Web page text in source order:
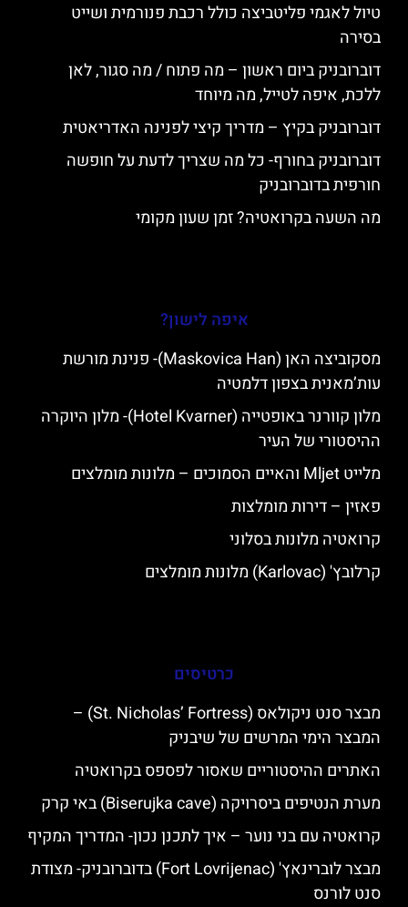
טיול לאגמי פליטביצה כולל רכבת פנורמית ושייט
בסירה
דוברובניק ביום ראשון – מה פתוח / מה סגור, לאן
ללכת, איפה לטייל, מה מיוחד
דוברובניק בקיץ – מדריך קיצי לפנינה האדריאטית
דוברובניק בחורף- כל מה שצריך לדעת על חופשה
חורפית בדוברובניק
מה השעה בקרואטיה? זמן שעון מקומי
איפה לישון?
מסקוביצה האן (Maskovica Han)- פנינת מורשת
עות’מאנית בצפון דלמטיה
מלון קוורנר באופטייה (Hotel Kvarner)- מלון היוקרה
ההיסטורי של העיר
מלייט Mljet והאיים הסמוכים – מלונות מומלצים
פאזין – דירות מומלצות
קרואטיה מלונות בסלוני
קרלובץ' (Karlovac) מלונות מומלצים
כרטיסים
מבצר סנט ניקולאס (St. Nicholas’ Fortress) –
המבצר הימי המרשים של שיבניק
האתרים ההיסטוריים שאסור לפספס בקרואטיה
מערת הנטיפים ביסרויקה (Biserujka cave) באי קרק
קרואטיה עם בני נוער – איך לתכנן נכון- המדריך המקיף
מבצר לוברינאץ' (Fort Lovrijenac) בדוברובניק- מצודת
סנט לורנס